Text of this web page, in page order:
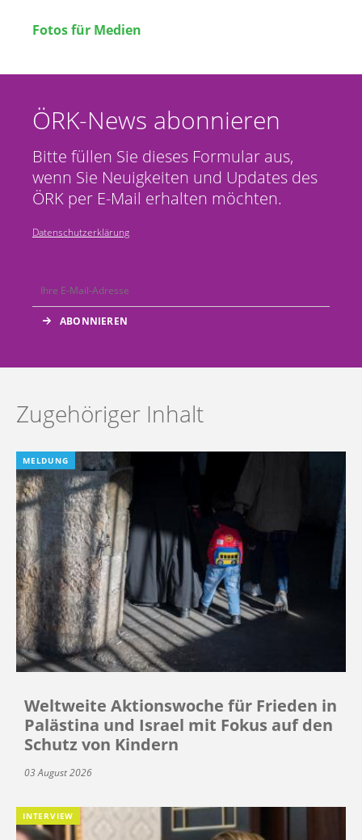
Fotos für Medien
ÖRK-News abonnieren
Bitte füllen Sie dieses Formular aus,
wenn Sie Neuigkeiten und Updates des
ÖRK per E-Mail erhalten möchten.
Datenschutzerklärung
Zugehöriger Inhalt
MELDUNG
Weltweite Aktionswoche für Frieden in
Palästina und Israel mit Fokus auf den
Schutz von Kindern
03 August 2026
INTERVIEW